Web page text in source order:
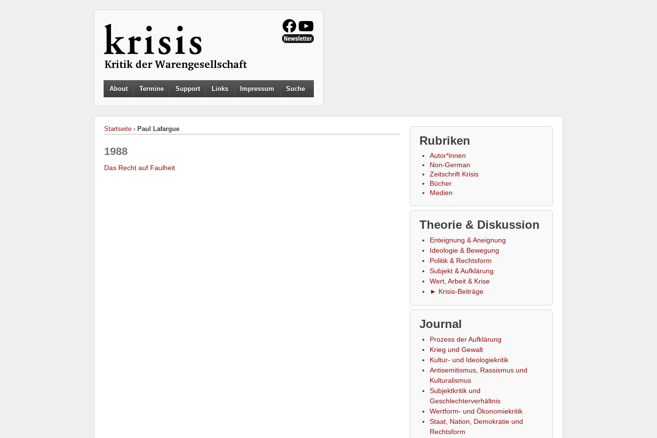
About Termine Support Links Impressum Suche
Startseite › Paul Lafargue
1988
Das Recht auf Faulheit
Rubriken
Autor*innen
Non-German
Zeitschrift Krisis
Bücher
Medien
Theorie & Diskussion
Enteignung & Aneignung
Ideologie & Bewegung
Politik & Rechtsform
Subjekt & Aufklärung
Wert, Arbeit & Krise
► Krisis-Beiträge
Journal
Prozess der Aufklärung
Krieg und Gewalt
Kultur- und Ideologiekritik
Antisemitismus, Rassismus und
Kulturalismus
Subjektkritik und
Geschlechterverhältnis
Wertform- und Ökonomiekritik
Staat, Nation, Demokratie und
Rechtsform